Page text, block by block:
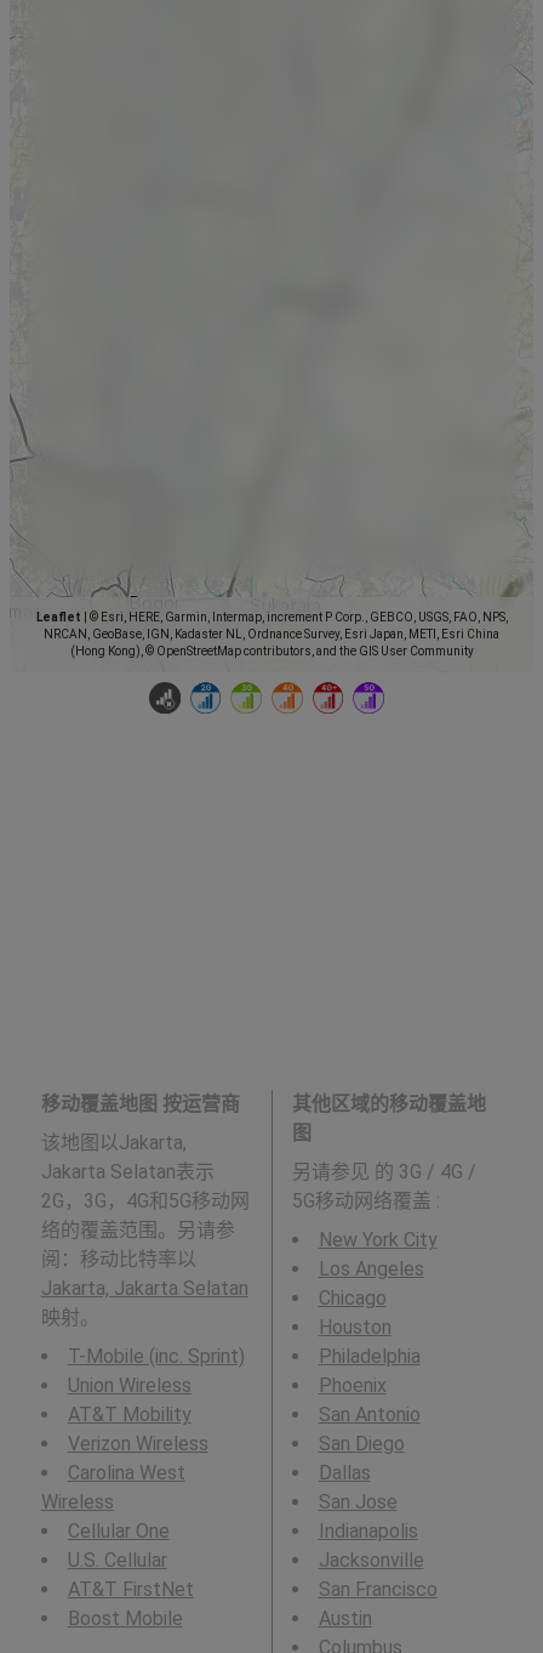
Leaflet
© Esri, HERE, Garmin, Intermap, increment P Corp., GEBCO, USGS, FAO, NPS,
NRCAN, GeoBase, IGN, Kadaster NL, Ordnance Survey, Esri Japan, METI, Esri China
(Hong Kong), © OpenStreetMap contributors, and the GIS User Community
移动覆盖地图 按运营商
该地图以Jakarta,
Jakarta Selatan表示
2G，3G，4G和5G移动网
络的覆盖范围。另请参
阅：移动比特率以
Jakarta, Jakarta Selatan
映射。
T-Mobile (inc. Sprint)
Union Wireless
AT&T Mobility
Verizon Wireless
Carolina West
Wireless
Cellular One
U.S. Cellular
AT&T FirstNet
Boost Mobile
其他区域的移动覆盖地
图
另请参见 的 3G / 4G /
5G移动网络覆盖 :
New York City
Los Angeles
Chicago
Houston
Philadelphia
Phoenix
San Antonio
San Diego
Dallas
San Jose
Indianapolis
Jacksonville
San Francisco
Austin
Columbus